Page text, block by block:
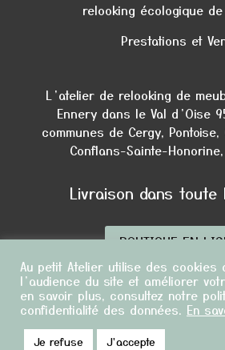
relooking écologique
Prestations et
L’atelier de relooking de
Ennery dans le Val d’Oise
communes de Cergy,
Conflans-Sainte-
Livraison dans toute
BOUTIQUE EN
© Copyright2026 Au petit Atelier
réservés | Mentions légales|
confidentialité|Conditions
Au petit Atelier utilise des cookies
l’audience du site et améliorer
en savoir plus, consultez notre
confidentialité des données. En
Je refuse J'accepte